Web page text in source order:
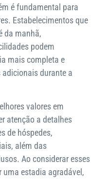
é fundamental para
Estabelecimentos que
da manhã,
podem
mais completa e
durante a
valores em
atenção a detalhes
de hóspedes,
além das
Ao considerar esses
uma estadia agradável,